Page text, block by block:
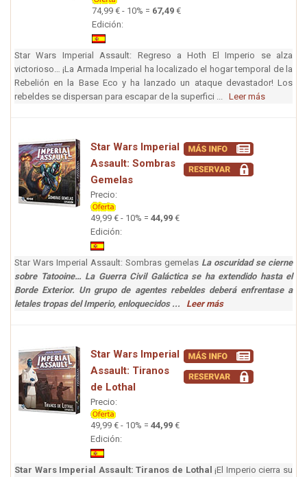
74,99 € - 10% = 67,49 €
Edición:
Star Wars Imperial Assault: Regreso a Hoth El Imperio se alza
victorioso… ¡La Armada Imperial ha localizado el hogar temporal de la
Rebelión en la Base Eco y ha lanzado un ataque devastador! Los
rebeldes se dispersan para escapar de la superfici ... Leer más
Star Wars Imperial
Assault: Sombras
Gemelas
Precio:
49,99 € - 10% = 44,99 €
Edición:
Star Wars Imperial Assault: Sombras gemelas La oscuridad se cierne
sobre Tatooine… La Guerra Civil Galáctica se ha extendido hasta el
Borde Exterior. Un grupo de agentes rebeldes deberá enfrentase a
letales tropas del Imperio, enloquecidos ... Leer más
Star Wars Imperial
Assault: Tiranos
de Lothal
Precio:
49,99 € - 10% = 44,99 €
Edición:
Star Wars Imperial Assault: Tiranos de Lothal ¡El Imperio cierra su